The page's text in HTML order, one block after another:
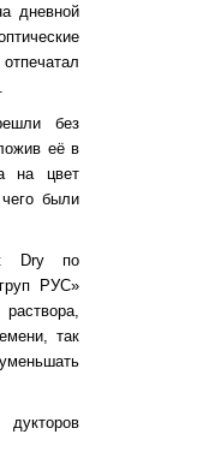
дневной
без
её в
на цвет
были
Dry по
РУС»
так